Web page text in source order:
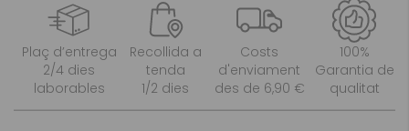
Plaç d’entrega
2/4 dies
laborables
Recollida a
tenda
1/2 dies
Costs
d'enviament
des de 6,90 €
100%
Garantia de
qualitat